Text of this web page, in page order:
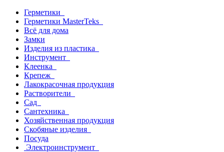
Герметики
Герметики MasterTeks
Всё для дома
Замки
Изделия из пластика
Инструмент
Клеенка
Крепеж
Лакокрасочная продукция
Растворители
Сад
Сантехника
Хозяйственная продукция
Скобяные изделия
Посуда
Электроинструмент